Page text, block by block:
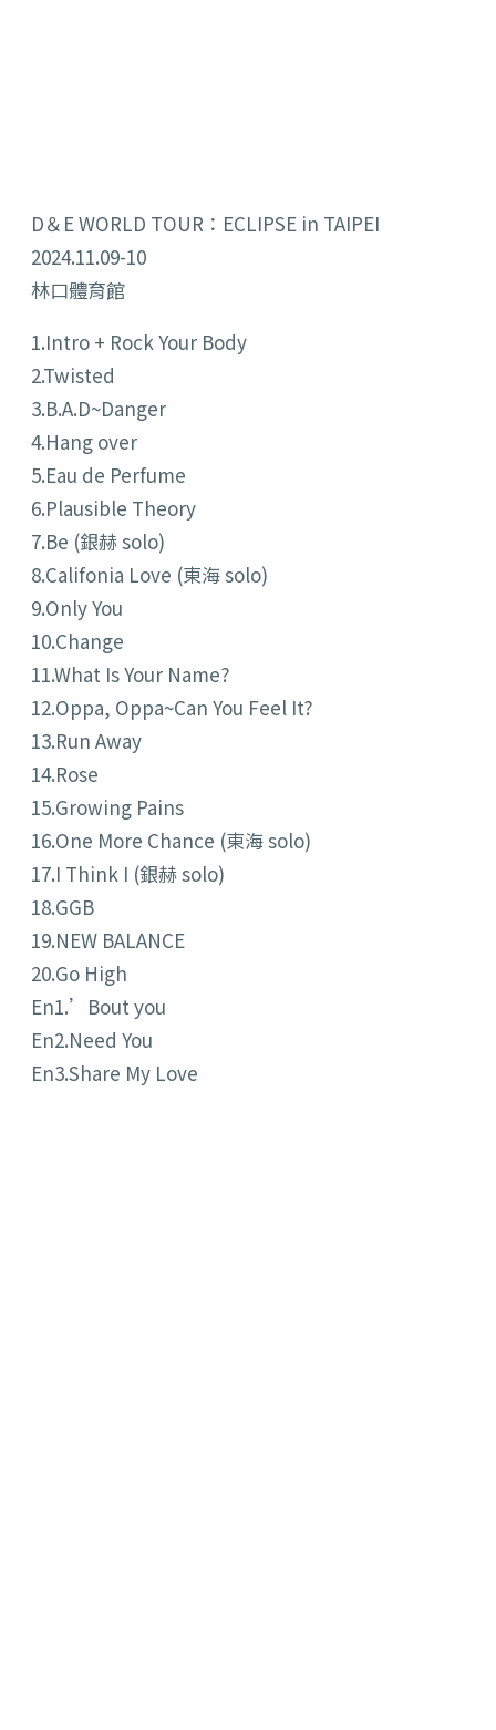
D＆E WORLD TOUR：ECLIPSE in TAIPEI
2024.11.09-10
林口體育館
1.Intro + Rock Your Body
2.Twisted
3.B.A.D~Danger
4.Hang over
5.Eau de Perfume
6.Plausible Theory
7.Be (銀赫 solo)
8.Califonia Love (東海 solo)
9.Only You
10.Change
11.What Is Your Name?
12.Oppa, Oppa~Can You Feel It?
13.Run Away
14.Rose
15.Growing Pains
16.One More Chance (東海 solo)
17.I Think I (銀赫 solo)
18.GGB
19.NEW BALANCE
20.Go High
En1.’Bout you
En2.Need You
En3.Share My Love